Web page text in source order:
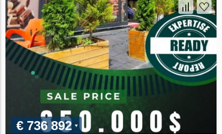
€ 736 892